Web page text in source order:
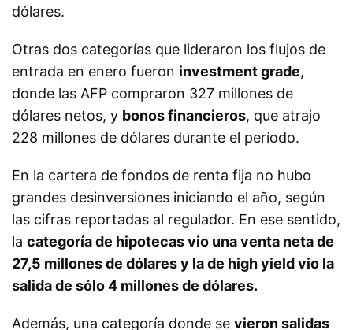
dólares.
Otras dos categorías que lideraron los flujos de
entrada en enero fueron investment grade,
donde las AFP compraron 327 millones de
dólares netos, y bonos financieros, que atrajo
228 millones de dólares durante el período.
En la cartera de fondos de renta fija no hubo
grandes desinversiones iniciando el año, según
las cifras reportadas al regulador. En ese sentido,
la categoría de hipotecas vio una venta neta de
27,5 millones de dólares y la de high yield vio la
salida de sólo 4 millones de dólares.
Además, una categoría donde se vieron salidas